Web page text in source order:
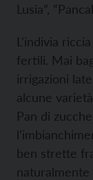
Lusia”,
L’indivia
fertili. Mai
irrigazioni
alcune
Pan di
ben strette